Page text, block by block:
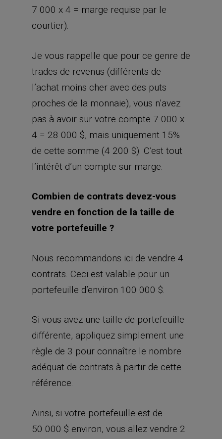
trades de revenus (différents de
l’achat moins cher avec des puts
pas à avoir sur votre compte 7 000 x
4 = 28 000 $, mais uniquement 15%
de cette somme (4 200 $). C’est tout
l’intérêt d’un compte sur marge.
Combien de contrats devez-vous
vendre en fonction de la taille de
votre portefeuille ?
Nous recommandons ici de vendre 4
contrats. Ceci est valable pour un
portefeuille d’environ 100 000 $.
Si vous avez une taille de portefeuille
différente, appliquez simplement une
règle de 3 pour connaître le nombre
référence.
Ainsi, si votre portefeuille est de
50 000 $ environ, vous allez vendre 2
contrats.
Si votre portefeuille est de 20 000 $,
vendez 1 contrat.